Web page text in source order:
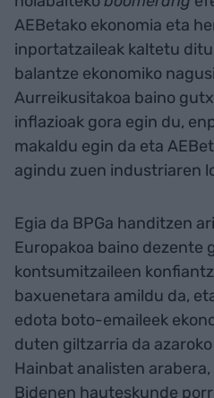
AEBetako ekonomia eta
inportatzaileak kaltetu
balantze ekonomiko
Aurreikusitakoa baino
inflazioak gora egin du,
makaldu egin da eta
agindu zuen industriaren
Egia da BPGa handitzen
Europakoa baino dezente
kontsumitzaileen
baxuenetara amildu da,
edota boto-emaileek
duten giltzarria da
Hainbat analisten
Bidenen hauteskunde